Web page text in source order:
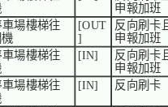
申報加班
場樓梯往
[OUT
]
反向刷卡
申報加班
場樓梯往
[IN]
反向刷卡
申報加班
場樓梯往
[IN] 反向刷卡